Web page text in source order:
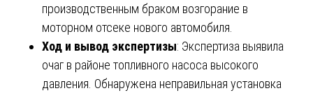
производственным браком возгорание в
моторном отсеке нового автомобиля.
Ход и вывод экспертизы: Экспертиза выявила
очаг в районе топливного насоса высокого
давления. Обнаружена неправильная установка